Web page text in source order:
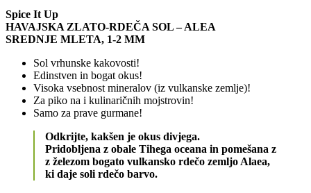
Spice It Up
HAVAJSKA ZLATO-RDEČA SOL – ALEA
SREDNJE MLETA, 1-2 MM
Sol vrhunske kakovosti!
Edinstven in bogat okus!
Visoka vsebnost mineralov (iz vulkanske zemlje)!
Za piko na i kulinaričnih mojstrovin!
Samo za prave gurmane!
Odkrijte, kakšen je okus divjega.
Pridobljena z obale Tihega oceana in pomešana z
z železom bogato vulkansko rdečo zemljo Alaea,
ki daje soli rdečo barvo.